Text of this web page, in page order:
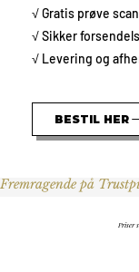
√ Gratis prøve
√ Sikker
√ Levering og
BESTIL HER
Fremragende på
Priser